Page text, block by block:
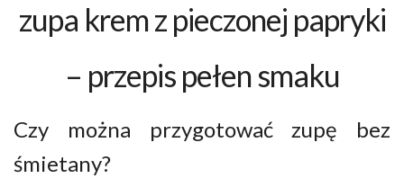
zupa krem z pieczonej papryki
– przepis pełen smaku
Czy można przygotować zupę bez
śmietany?